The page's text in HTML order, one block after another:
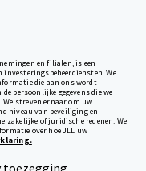
en filialen, is een
investeringsbeheerdiensten. We
die aan ons wordt
persoonlijke gegevens die we
We streven ernaar om uw
niveau van beveiliging en
zakelijke of juridische redenen. We
over hoe JLL uw
toezegging